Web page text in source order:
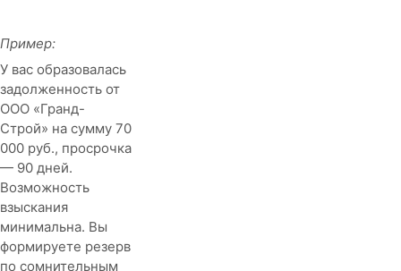
Пример:
У вас образовалась
задолженность от
ООО «Гранд-
Строй» на сумму 70
000 руб., просрочка
— 90 дней.
Возможность
взыскания
минимальна. Вы
формируете резерв
по сомнительным